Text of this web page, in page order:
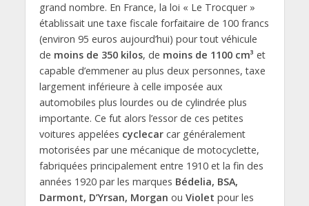
grand nombre. En France, la loi « Le Trocquer »
établissait une taxe fiscale forfaitaire de 100 francs
(environ 95 euros aujourd’hui) pour tout véhicule
de moins de 350 kilos, de moins de 1100 cm³ et
capable d’emmener au plus deux personnes, taxe
largement inférieure à celle imposée aux
automobiles plus lourdes ou de cylindrée plus
importante. Ce fut alors l’essor de ces petites
voitures appelées cyclecarcar généralement
motorisées par une mécanique de motocyclette,
fabriquées principalement entre 1910 et la fin des
années 1920 par les marques Bédelia, BSA,
Darmont, D’Yrsan, Morgan ou Violet pour les